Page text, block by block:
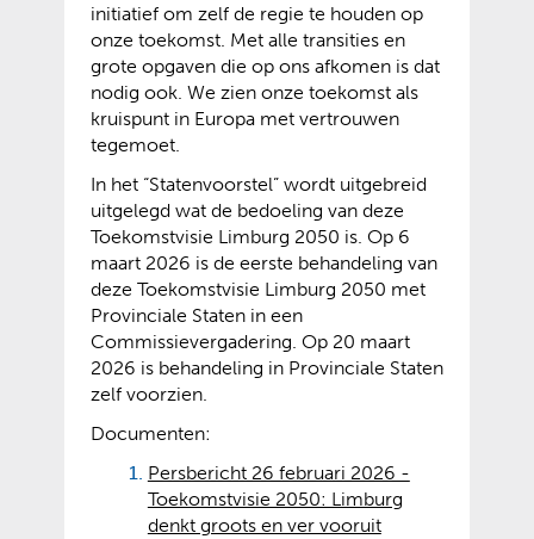
initiatief om zelf de regie te houden op
onze toekomst. Met alle transities en
grote opgaven die op ons afkomen is dat
nodig ook. We zien onze toekomst als
kruispunt in Europa met vertrouwen
tegemoet.
In het “Statenvoorstel” wordt uitgebreid
uitgelegd wat de bedoeling van deze
Toekomstvisie Limburg 2050 is. Op 6
maart 2026 is de eerste behandeling van
deze Toekomstvisie Limburg 2050 met
Provinciale Staten in een
Commissievergadering. Op 20 maart
2026 is behandeling in Provinciale Staten
zelf voorzien.
Documenten:
Persbericht 26 februari 2026 -
Toekomstvisie 2050: Limburg
denkt groots en ver vooruit